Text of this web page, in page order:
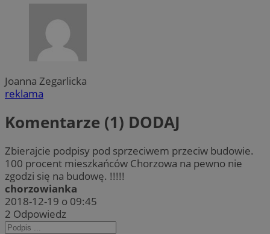
Joanna Zegarlicka
reklama
Komentarze (1) DODAJ
Zbierajcie podpisy pod sprzeciwem przeciw budowie.
100 procent mieszkańców Chorzowa na pewno nie
zgodzi się na budowę. !!!!!
chorzowianka
2018-12-19 o 09:45
2 Odpowiedz